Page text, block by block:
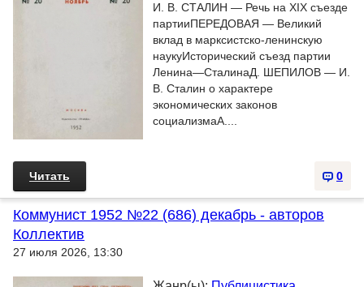
И. В. СТАЛИН — Речь на XIX съезде
партииПЕРЕДОВАЯ — Великий
вклад в марксистско-ленинскую
наукуИсторический съезд партии
Ленина—СталинаД. ШЕПИЛОВ — И.
В. Сталин о характере
экономических законов
социализмаA....
0
Читать
Коммунист 1952 №22 (686) декабрь - авторов
Коллектив
27 июля 2026, 13:30